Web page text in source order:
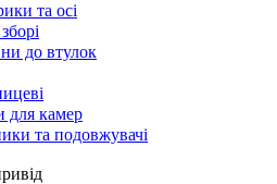
та осі
до втулок
для камер
та подовжувачі